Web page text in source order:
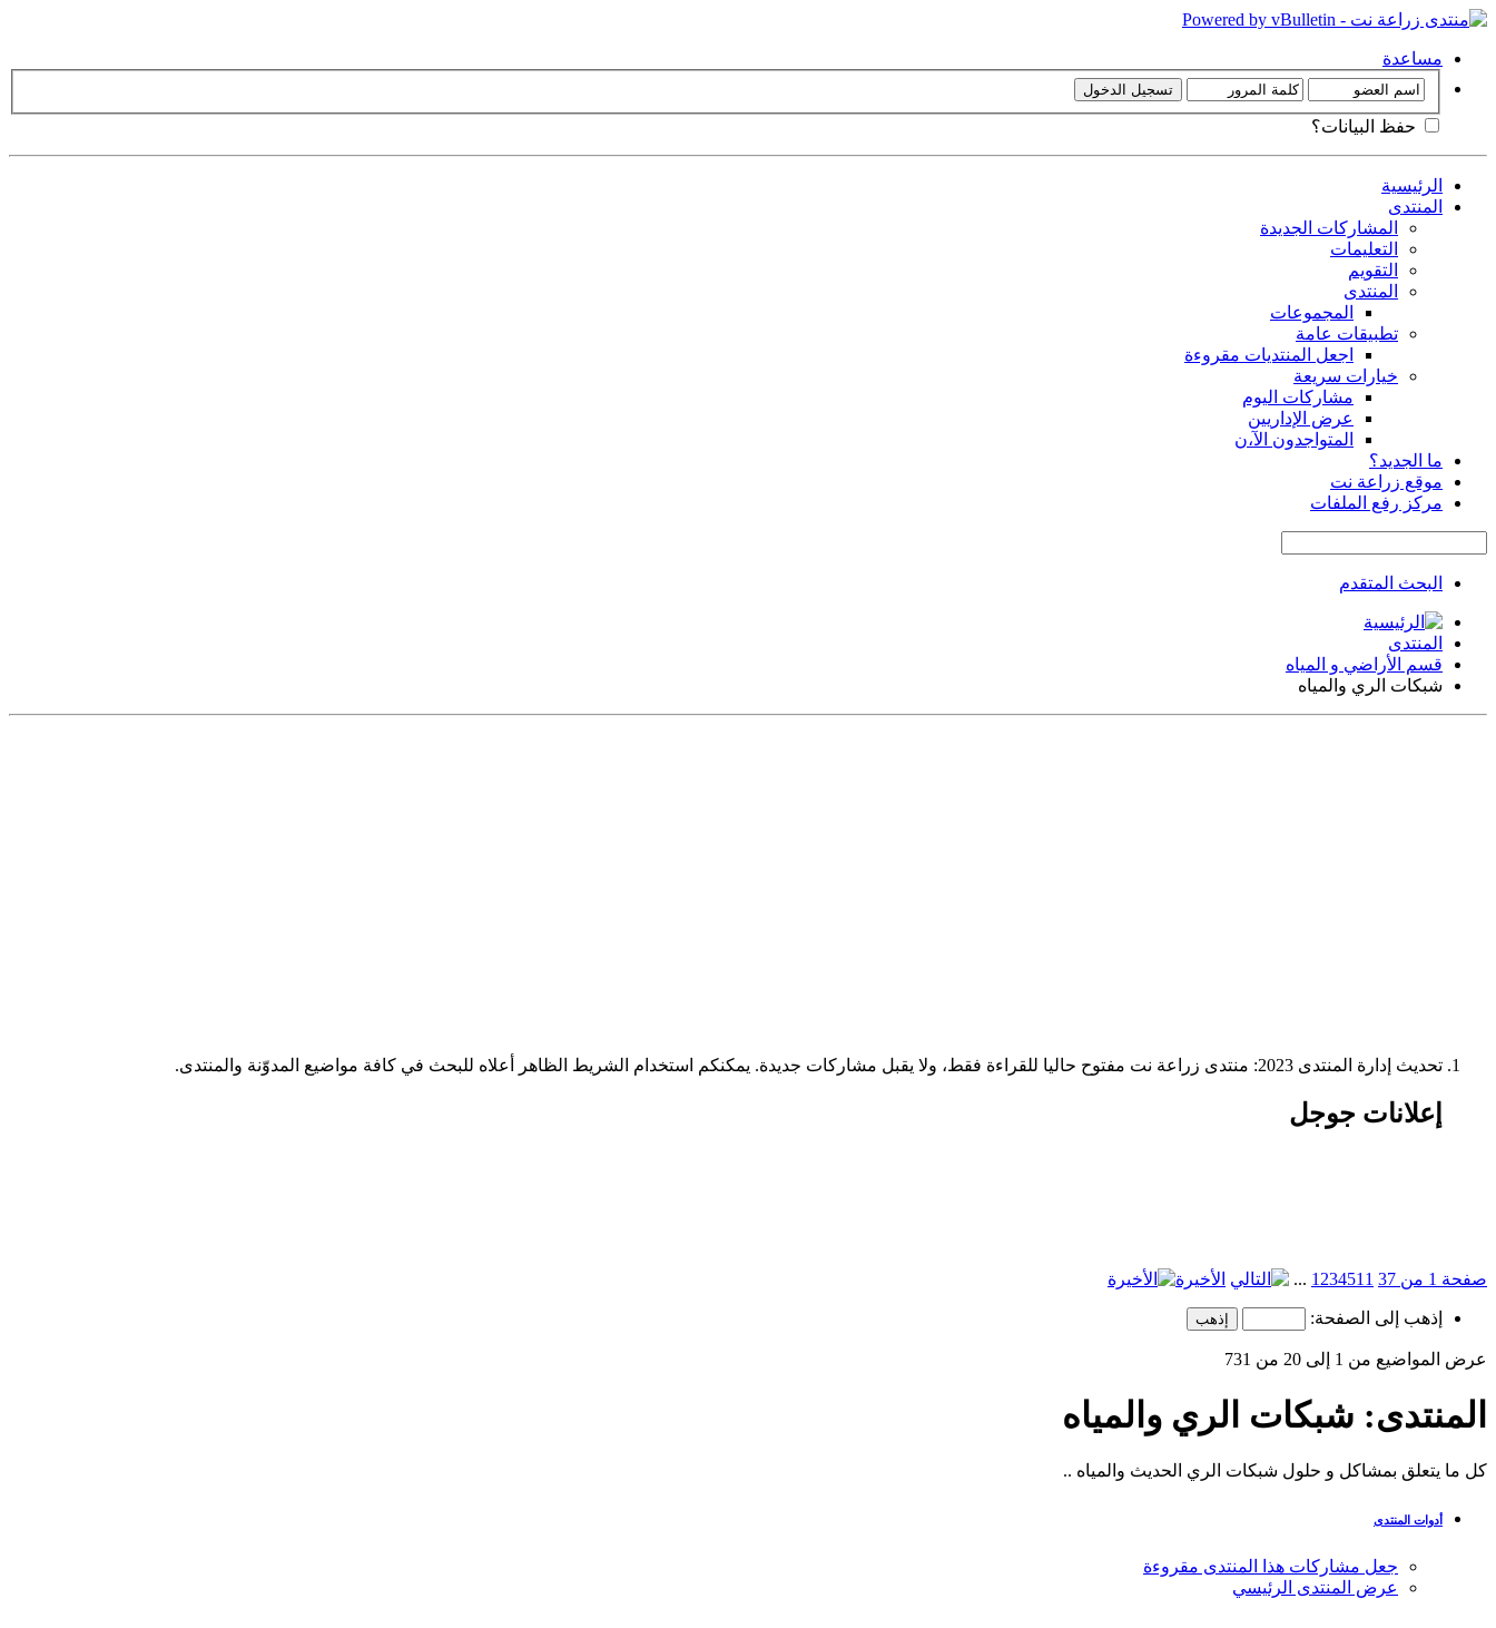
مساعدة
حفظ البيانات؟
الرئيسية
المنتدى
المشاركات الجديدة
التعليمات
التقويم
المنتدى
المجموعات
تطبيقات عامة
اجعل المنتديات مقروءة
خيارات سريعة
مشاركات اليوم
عرض الإداريين
المتواجدون الآ،ن
ما الجديد؟
موقع زراعة نت
مركز رفع الملفات
البحث المتقدم
المنتدى
قسم الأراضي و المياه
شبكات الري والمياه
تحديث إدارة المنتدى 2023: منتدى زراعة نت مفتوح حاليا للقراءة فقط، ولا يقبل مشاركات جديدة. يمكنكم استخدام الشريط الظاهر أعلاه للبحث في كافة مواضيع المدوّنة والمنتدى.
إعلانات جوجل
صفحة 1 من 37 1234511
... الأخيرة
إذهب إلى الصفحة:
عرض المواضيع من 1 إلى 20 من 731
المنتدى: شبكات الري والمياه
كل ما يتعلق بمشاكل و حلول شبكات الري الحديث والمياه ..
أدوات المنتدى
جعل مشاركات هذا المنتدى مقروءة
عرض المنتدى الرئيسي